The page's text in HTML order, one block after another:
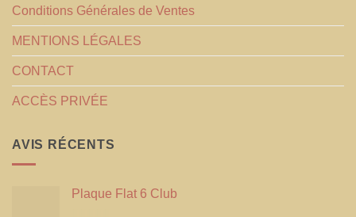
Conditions Générales de Ventes
MENTIONS LÉGALES
CONTACT
ACCÈS PRIVÉE
AVIS RÉCENTS
Plaque Flat 6 Club